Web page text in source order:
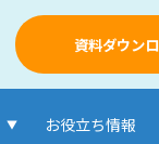
お役立ち情報
資料ダウン